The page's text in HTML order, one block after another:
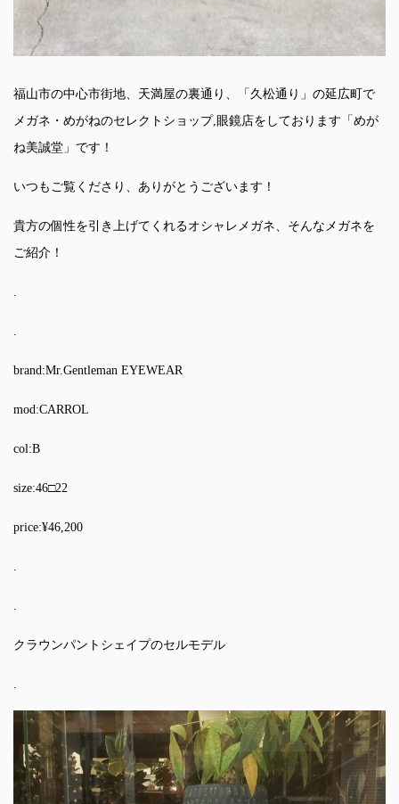
福山市の中心市街地、天満屋の裏通り、「久松通り」の延広町で
メガネ・めがねのセレクトショップ,眼鏡店をしております「めが
ね美誠堂」です！
いつもご覧くださり、ありがとうございます！
貴方の個性を引き上げてくれるオシャレメガネ、そんなメガネを
ご紹介！
.
.
brand:Mr.Gentleman EYEWEAR
mod:CARROL
col:B
size:46□22
price:¥46,200
.
.
クラウンパントシェイプのセルモデル
.